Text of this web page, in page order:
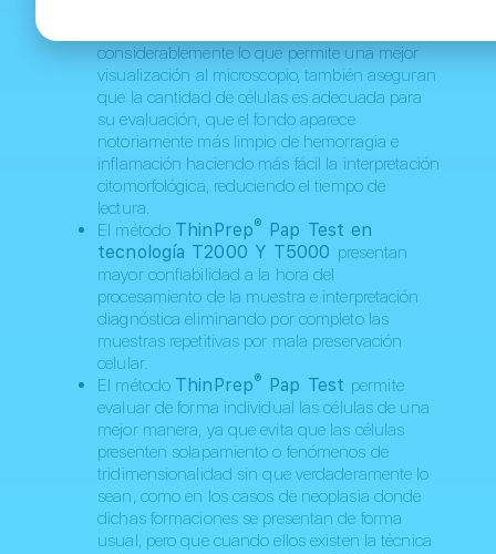
considerablemente lo que permite una mejor
visualización al microscopio, también aseguran
que la cantidad de células es adecuada para
su evaluación, que el fondo aparece
notoriamente más limpio de hemorragia e
inflamación haciendo más fácil la interpretación
citomorfológica, reduciendo el tiempo de
lectura.
El método ThinPrep®
Pap Test en
tecnología T2000 Y T5000 presentan
mayor confiabilidad a la hora del
procesamiento de la muestra e interpretación
diagnóstica eliminando por completo las
muestras repetitivas por mala preservación
celular.
El método ThinPrep® Pap Test permite
evaluar de forma individual las células de una
mejor manera, ya que evita que las células
presenten solapamiento o fenómenos de
tridimensionalidad sin que verdaderamente lo
sean, como en los casos de neoplasia donde
dichas formaciones se presentan de forma
usual, pero que cuando ellos existen la técnica